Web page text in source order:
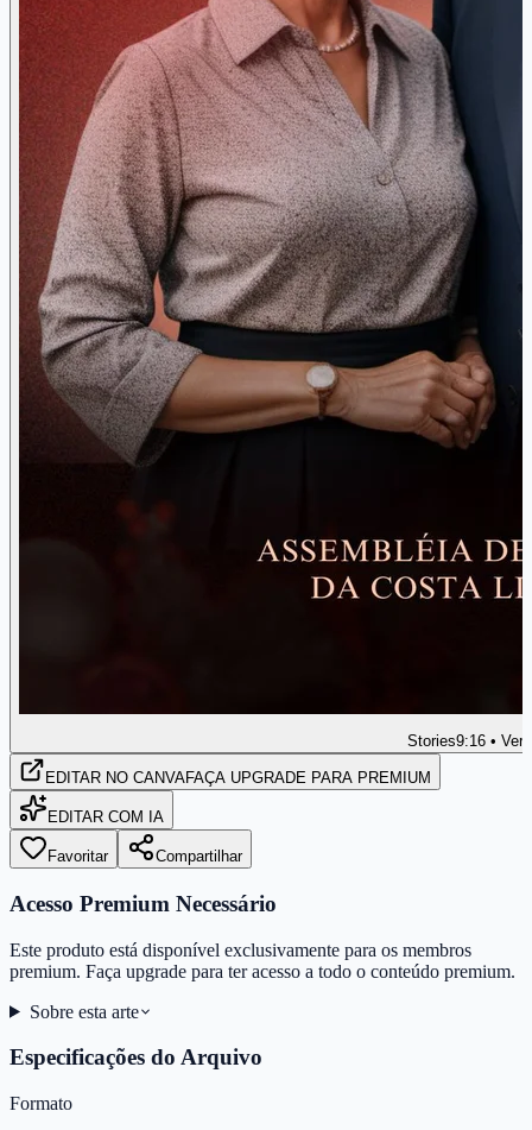
Stories9:16 •
EDITAR NO CANVAFAÇA UPGRADE PARA PREMIUM
EDITAR COM IA
Favoritar Compartilhar
Acesso Premium Necessário
Este produto está disponível exclusivamente para os membros
premium. Faça upgrade para ter acesso a todo o conteúdo premium.
Sobre esta arte
Especificações do Arquivo
Formato